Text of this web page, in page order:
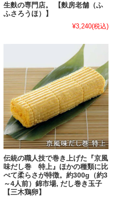
生麩の専門店。 【麩房老舗（ふ
ふさろうほ）】
¥3,240(税込)
伝統の職人技で巻き上げた『京風
味だし巻 特上』ほかの種類に比
べて柔らさが特徴。約300g（約3
～4人前）錦市場, だし巻き玉子
【三木鶏卵】